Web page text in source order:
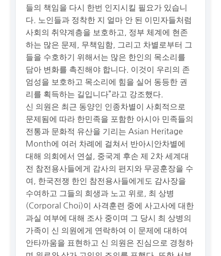
들의 책임을 다시 한번 인지시킬 필요가 있습니
다. 노인들과 정착한 지 얼마 안 된 이민자들처럼
사회의 취약계층을 보호하고, 정부 체계에 현존
하는 많은 문제, 무책임함, 그리고 차별로부터 그
들을 수호하기 위해서는 많은 한인의 목소리를
담아 변화를 촉진해야 합니다. 이것이 우리의 존
엄성을 보호하고 목소리에 힘을 실어 동등한 권
리를 획득하는 길입니다”라고 강조했다.
신 의원은 최근 동양인 인종차별이 사회적으로
문제됨에 따라 한민족을 포함한 아시아 민족들의
전통과 문화적 유산을 기리는 Asian Heritage
Month에 여러 차례에 걸쳐서 반아시안차별에
대해 의회에서 연설, 중국계 후손 제 2차 세계대
전 참전용사들에게 감사의 편지와 무공훈장을 수
여, 한국전쟁 한인 참전용사들에게도 감사장을
수여하고 그들의 희생과 노고 위로, 최 상병
(Corporal Choi)이 사격훈련 중에 사고사에 대한
과실 여부에 대해 조사 중이며 그 당시 최 상병의
가족이 신 의원에게 연락하여 이 문제에 대하여
안타까움을 표현하고 신 의원은 진심으로 경청하